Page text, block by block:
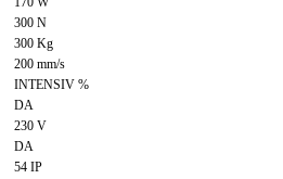
300 N
300 Kg
200 mm/s
INTENSIV %
DA
230 V
DA
54 IP